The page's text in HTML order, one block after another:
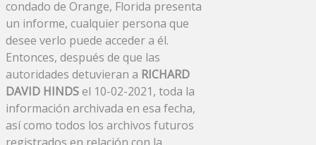
condado de Orange, Florida presenta
un informe, cualquier persona que
desee verlo puede acceder a él.
Entonces, después de que las
autoridades detuvieran a RICHARD
DAVID HINDSel 10-02-2021, toda la
información archivada en esa fecha,
así como todos los archivos futuros
registrados en relación con la